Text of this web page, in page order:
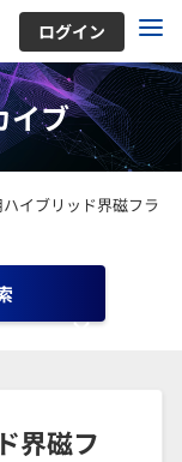
ログイン
イブ
イブリッド界磁フラ
界磁フ